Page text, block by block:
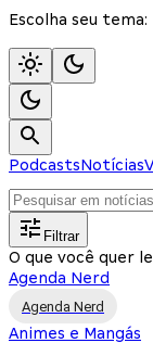
Escolha seu tema:
PodcastsNotícias
Filtrar
O que você quer
Agenda Nerd
Agenda Nerd
Animes e Mangás